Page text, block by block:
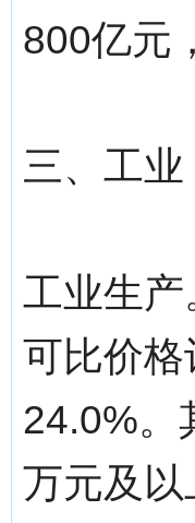
800亿元
三、工业
工业生
可比价
24.0%。
万元及